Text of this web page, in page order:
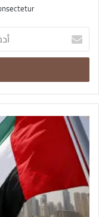
أدخل
بريدك
الإلكتروني
الإمارات
تدعم
القطاع
الصناعي
عبر
صندوق
بمليار
درهم